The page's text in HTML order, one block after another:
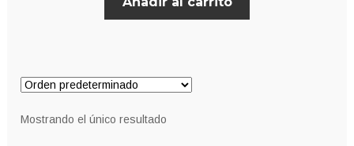
Mostrando el único resultado